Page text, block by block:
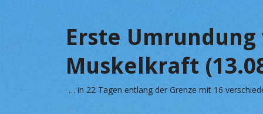
Erste
Muskelkraft
… in 22 Tagen entlang der Grenze mit 16